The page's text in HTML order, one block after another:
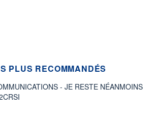
PLUS RECOMMANDÉS
- JE RESTE NÉANMOINS